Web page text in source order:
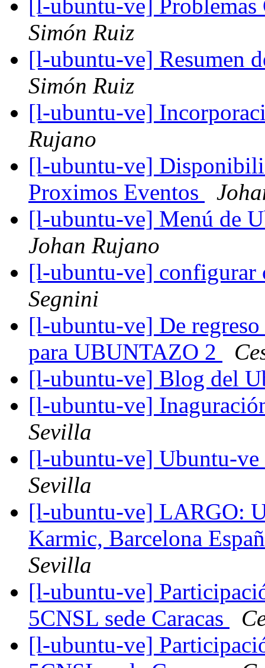
[l-ubuntu-ve]
Simón Ruiz
[l-ubuntu-ve] Resumen
Simón Ruiz
[l-ubuntu-ve]
Rujano
[l-ubuntu-ve]
Proximos Eventos
[l-ubuntu-ve] Menú de
Johan Rujano
[l-ubuntu-ve] configurar
Segnini
[l-ubuntu-ve] De
para UBUNTAZO 2
[l-ubuntu-ve] Blog del
[l-ubuntu-ve]
Sevilla
[l-ubuntu-ve] Ubuntu-
Sevilla
[l-ubuntu-ve] LARGO:
Karmic, Barcelona
Sevilla
[l-ubuntu-ve]
5CNSL sede Caracas
[l-ubuntu-ve]